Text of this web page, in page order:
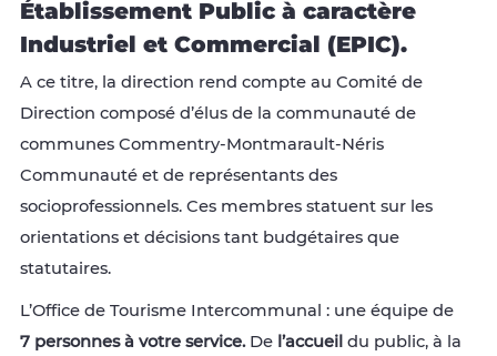
Établissement Public à caractère
Industriel et Commercial (EPIC).
A ce titre, la direction rend compte au Comité de
Direction composé d’élus de la communauté de
communes Commentry-Montmarault-Néris
Communauté et de représentants des
socioprofessionnels. Ces membres statuent sur les
orientations et décisions tant budgétaires que
statutaires.
L’Office de Tourisme Intercommunal : une équipe de
7 personnes à votre service.De l’accueildu public, à la